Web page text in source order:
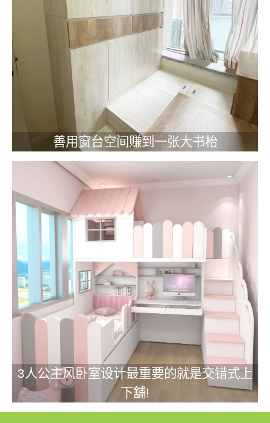
善用窗台空间赚到一张大书枱
3人公主风卧室设计最重要的就是交错式上
下舖!